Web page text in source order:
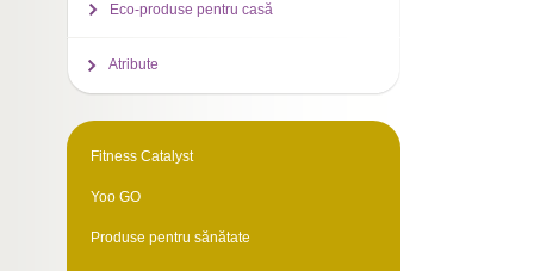
Eco-produse pentru casă
Atribute
Fitness Catalyst
Yoo GO
Produse pentru sănătate